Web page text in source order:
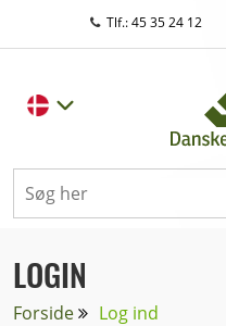
Tlf.: 45 35 24 12
LOGIN
Forside Log ind